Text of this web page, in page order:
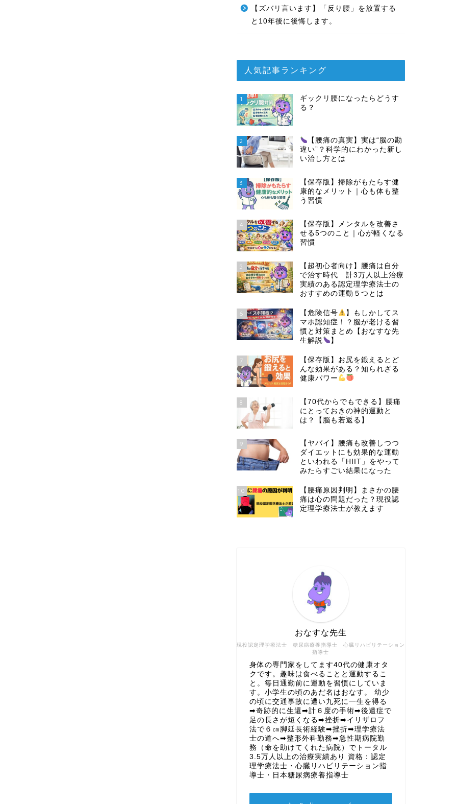
【ズバリ言います】「反り腰」を放置する
と10年後に後悔します。
人気記事ランキング
1
ギックリ腰になったらどうす
る？
2
【腰痛の真実】実は“脳の勘
違い”？科学的にわかった新し
い治し方とは
3
【保存版】掃除がもたらす健
康的なメリット｜心も体も整
う習慣
4
【保存版】メンタルを改善さ
せる5つのこと｜心が軽くなる
習慣
5
【超初心者向け】腰痛は自分
で治す時代 計3万人以上治療
実績のある認定理学療法士の
おすすめの運動５つとは
6 【危険信号
】もしかしてス
マホ認知症！？脳が老ける習
慣と対策まとめ【おなすな先
生解説
】
7
【保存版】お尻を鍛えるとど
んな効果がある？知られざる
健康パワー
8
【70代からでもできる】腰痛
にとっておきの神的運動と
は？【脳も若返る】
9
【ヤバイ】腰痛も改善しつつ
ダイエットにも効果的な運動
といわれる「HIIT」をやって
みたらすごい結果になった
10
【腰痛原因判明】まさかの腰
痛は心の問題だった？現役認
定理学療法士が教えます
現役認定理学療法士 糖尿病療養指導士 心臓リハビリテーション
指導士
おなすな先生
身体の専門家をしてます40代の健康オタ
クです。趣味は食べることと運動するこ
と。毎日通勤前に運動を習慣にしていま
す。小学生の頃のあだ名はおなす。 幼少
の頃に交通事故に遭い九死に一生を得る
➡奇跡的に生還➡計６度の手術➡後遺症で
足の長さが短くなる➡挫折➡イリザロフ
法で６㎝脚延長術経験➡挫折➡理学療法
士の道へ➡整形外科勤務➡急性期病院勤
務（命を助けてくれた病院）でトータル
3.5万人以上の治療実績あり 資格：認定
理学療法士・心臓リハビリテーション指
導士・日本糖尿病療養指導士